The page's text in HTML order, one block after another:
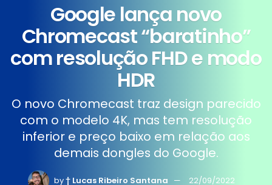
Google lança novo
Chromecast “baratinho”
com resolução FHD e modo
HDR
O novo Chromecast traz design parecido
com o modelo 4K, mas tem resolução
inferior e preço baixo em relação aos
demais dongles do Google.
by† Lucas Ribeiro Santana 22/09/2022